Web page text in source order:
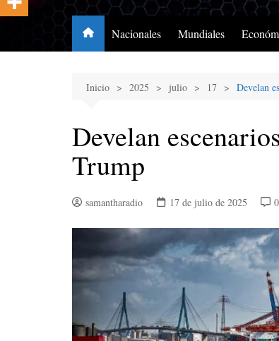
Nacionales Mundiales
Inicio 2025 julio 17 Develan
Develan
Trump
samantharadio 17 de julio de 2025 0